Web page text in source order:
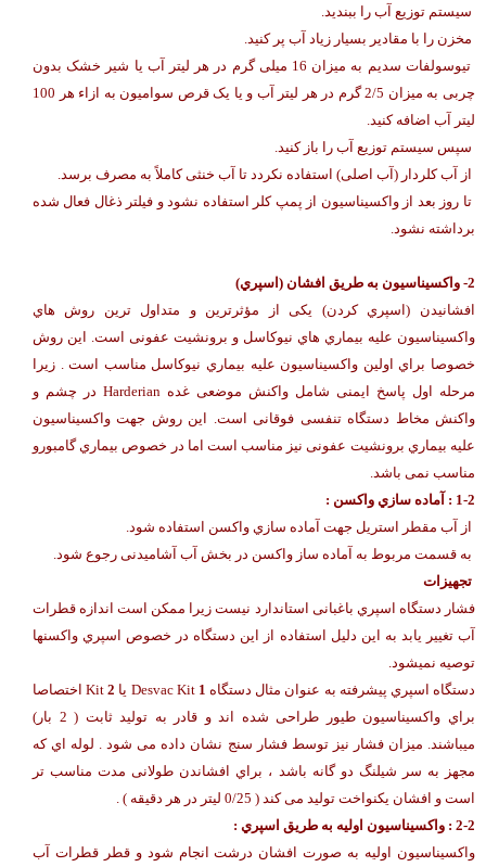
سیستم توزیع آب را ببندید.
مخزن را با مقادیر بسیار زیاد آب پر کنید.
تیوسولفات سدیم به میزان 16 میلی گرم در هر لیتر آب یا شیر خشک بدون
چربی به میزان 2/5 گرم در هر لیتر آب و یا یک قرص سوامیون به ازاء هر 100
لیتر آب اضافه کنید.
سپس سیستم توزیع آب را باز کنید.
از آب کلردار (آب اصلی) استفاده نکردد تا آب خنثی کاملاً به مصرف برسد.
تا روز بعد از واکسیناسیون از پمپ کلر استفاده نشود و فیلتر ذغال فعال شده
برداشته نشود.
2- واکسیناسیون به طریق افشان (اسپري)
افشانیدن (اسپري کردن) یکی از مؤثرترین و متداول ترین روش هاي
واکسیناسیون علیه بیماري هاي نیوکاسل و برونشیت عفونی است. این روش
خصوصا براي اولین واکسیناسیون علیه بیماري نیوکاسل مناسب است . زیرا
مرحله اول پاسخ ایمنی شامل واکنش موضعی غده Harderian در چشم و
واکنش مخاط دستگاه تنفسی فوقانی است. این روش جهت واکسیناسیون
علیه بیماري برونشیت عفونی نیز مناسب است اما در خصوص بیماري گامبورو
مناسب نمی باشد.
1-2 : آماده سازي واکسن :
از آب مقطر استریل جهت آماده سازي واکسن استفاده شود.
به قسمت مربوط به آماده ساز واکسن در بخش آب آشامیدنی رجوع شود.
تجهیزات
فشار دستگاه اسپري باغبانی استاندارد نیست زیرا ممکن است اندازه قطرات
آب تغییر یابد به این دلیل استفاده از این دستگاه در خصوص اسپري واکسنها
توصیه نمیشود.
دستگاه اسپري پیشرفته به عنوان مثال دستگاه 1 Desvac Kit یا 2
Kit اختصاصا
براي واکسیناسیون طیور طراحی شده اند و قادر به تولید ثابت ( 2 بار)
میباشند. میزان فشار نیز توسط فشار سنج نشان داده می شود . لوله اي که
مجهز به سر شیلنگ دو گانه باشد ، براي افشاندن طولانی مدت مناسب تر
است و افشان یکنواخت تولید می کند ( 0/25 لیتر در هر دقیقه ) .
2-2 : واکسیناسیون اولیه به طریق اسپري :
واکسیناسیون اولیه به صورت افشان درشت انجام شود و قطر قطرات آب